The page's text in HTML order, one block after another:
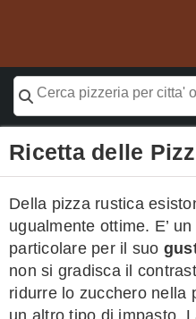
Ricetta delle
Della pizza rustica
ugualmente ottime. E’
particolare per il suo
non si gradisca il
ridurre lo zucchero nella